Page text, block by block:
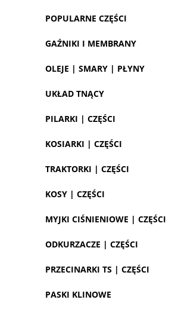
POPULARNE CZĘŚCI
GAŹNIKI I MEMBRANY
OLEJE | SMARY | PŁYNY
UKŁAD TNĄCY
PILARKI | CZĘŚCI
KOSIARKI | CZĘŚCI
TRAKTORKI | CZĘŚCI
KOSY | CZĘŚCI
MYJKI CIŚNIENIOWE | CZĘŚCI
ODKURZACZE | CZĘŚCI
PRZECINARKI TS | CZĘŚCI
PASKI KLINOWE